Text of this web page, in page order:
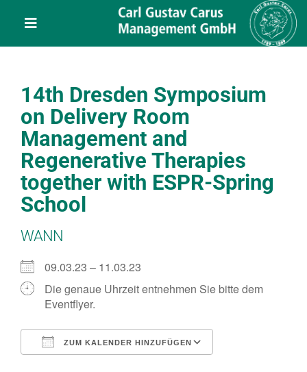
Toggle
Navigation
Über uns
Veranstaltungen
Projekte
Service
Kontakt
14th Dresden Symposium
on Delivery Room
Management and
Regenerative Therapies
together with ESPR-Spring
School
WANN
09.03.23 – 11.03.23
Die genaue Uhrzeit entnehmen Sie bitte dem
Eventflyer.
ZUM KALENDER HINZUFÜGEN